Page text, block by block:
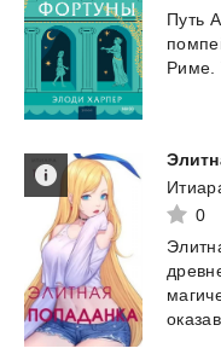
Путь
Риме.
0